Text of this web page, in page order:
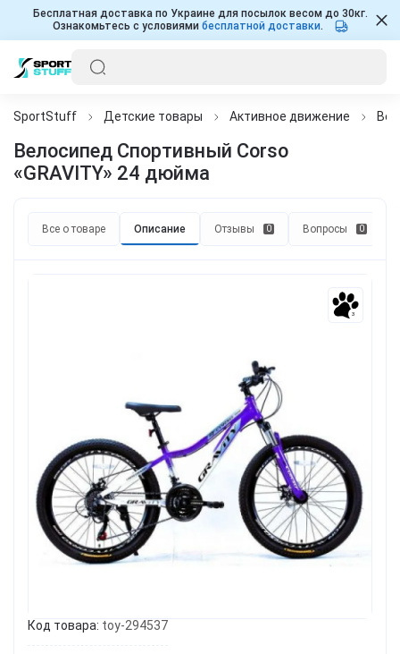
Бесплатная доставка по Украине для посылок весом до 30кг.
Ознакомьтесь с условиями бесплатной доставки.
SportStuff Детские товары Активное движение
Велосипед Спортивный Corso
«GRAVITY» 24 дюйма
Все о товаре Описание Отзывы 0 Вопросы 0
3
Код товара: toy-294537